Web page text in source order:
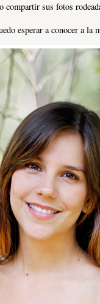
sus fotos
esperar a conocer a la